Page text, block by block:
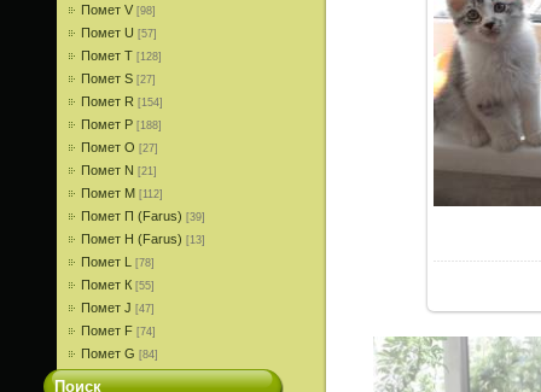
Помет V [98]
Помет U [57]
Помет T [128]
Помет S [27]
Помет R [154]
Помет P [188]
Помет О [27]
Помет N [21]
Помет M [112]
Помет П (Farus) [39]
Помет Н (Farus) [13]
Помет L [78]
Помет К [55]
Помет J [47]
Помет F [74]
Помет G [84]
Поиск